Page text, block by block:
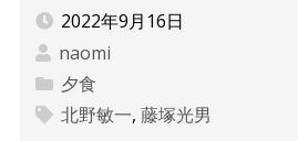
2022年9月16日
naomi
夕食
北野敏一, 藤塚光男